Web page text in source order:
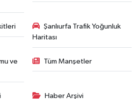
Şanlıurfa Trafik Yoğunluk
Haritası
ve
Tüm Manşetler
Haber Arşivi